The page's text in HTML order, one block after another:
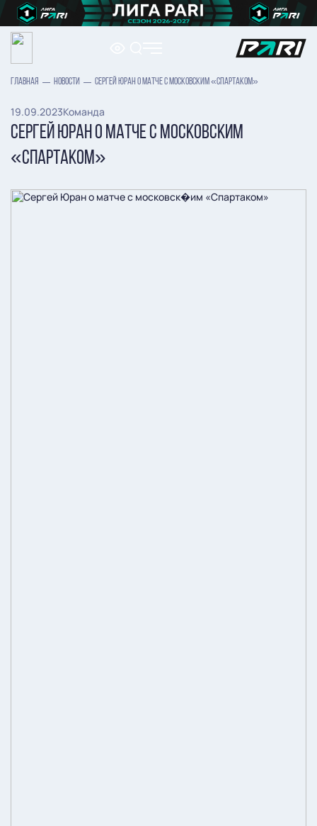
ГЛАВНАЯ НОВОСТИ СЕРГЕЙ ЮРАН О МАТЧЕ С МОСКОВСКИМ «СПАРТАКОМ»
19.09.2023Команда
СЕРГЕЙ ЮРАН О МАТЧЕ С МОСКОВСКИМ
«СПАРТАКОМ»